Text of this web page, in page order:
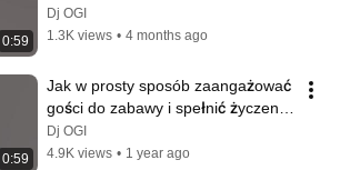
0:59
Dj OGI
1.3K views • 4 months ago
0:59
Jak w prosty sposób zaangażować
gości do zabawy i spełnić życzenie
Pary Młodej
Dj OGI
4.9K views • 1 year ago